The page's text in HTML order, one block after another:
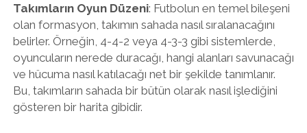
Takımların Oyun Düzeni: Futbolun en temel bileşeni
olan formasyon, takımın sahada nasıl sıralanacağını
belirler. Örneğin, 4-4-2 veya 4-3-3 gibi sistemlerde,
oyuncuların nerede duracağı, hangi alanları savunacağı
ve hücuma nasıl katılacağı net bir şekilde tanımlanır.
Bu, takımların sahada bir bütün olarak nasıl işlediğini
gösteren bir harita gibidir.